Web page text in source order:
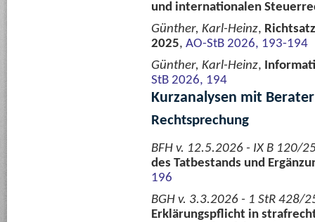
und internationalen
Günther, Karl-Heinz,
2025, AO-StB 2026, 193-194
Günther, Karl-Heinz,
StB 2026, 194
Kurzanalysen mit
Rechtsprechung
BFH v. 12.5.2026 - IX B 120/
des Tatbestands und
196
BGH v. 3.3.2026 - 1 StR 428/
Erklärungspflicht in